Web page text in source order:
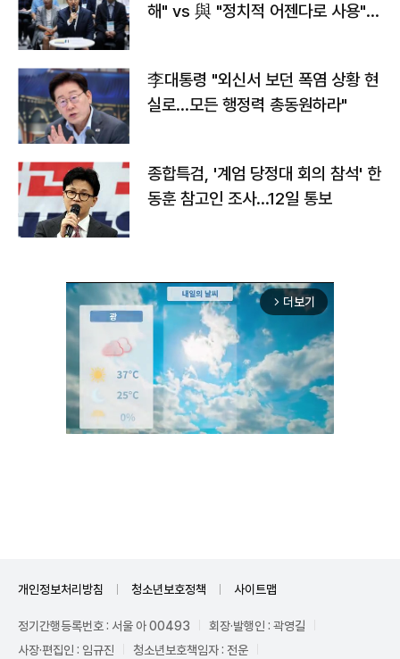
해" vs 與 "정치적 어젠다로 사용"
李대통령 "외신서 보던 폭염 상황 현
실로…모든 행정력 총동원하라"
종합특검, '계엄 당정대 회의 참석' 한
동훈 참고인 조사...12일 통보
arrow_forward_ios 더보기
개인정보처리방침 청소년보호정책 사이트맵
정기간행등록번호 : 서울 아 00493
회장·발행인 : 곽영길
사장·편집인 : 임규진
청소년보호책임자 : 전운